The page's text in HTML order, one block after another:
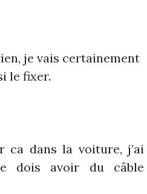
je vais certainement
le fixer.
ca dans la voiture, j’ai
dois avoir du câble